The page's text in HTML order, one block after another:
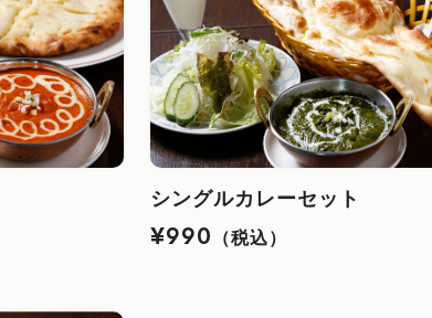
シングルカレーセット
¥990
（税込）